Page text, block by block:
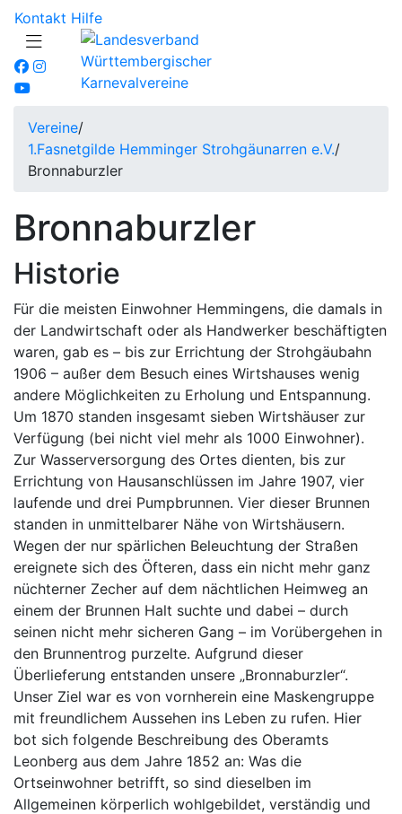
Kontakt Hilfe
Vereine/
1.Fasnetgilde Hemminger Strohgäunarren e.V./
Bronnaburzler
Bronnaburzler
Historie
Für die meisten Einwohner Hemmingens, die damals in
der Landwirtschaft oder als Handwerker beschäftigten
waren, gab es – bis zur Errichtung der Strohgäubahn
1906 – außer dem Besuch eines Wirtshauses wenig
andere Möglichkeiten zu Erholung und Entspannung.
Um 1870 standen insgesamt sieben Wirtshäuser zur
Verfügung (bei nicht viel mehr als 1000 Einwohner).
Zur Wasserversorgung des Ortes dienten, bis zur
Errichtung von Hausanschlüssen im Jahre 1907, vier
laufende und drei Pumpbrunnen. Vier dieser Brunnen
standen in unmittelbarer Nähe von Wirtshäusern.
Wegen der nur spärlichen Beleuchtung der Straßen
ereignete sich des Öfteren, dass ein nicht mehr ganz
nüchterner Zecher auf dem nächtlichen Heimweg an
einem der Brunnen Halt suchte und dabei – durch
seinen nicht mehr sicheren Gang – im Vorübergehen in
den Brunnentrog purzelte. Aufgrund dieser
Überlieferung entstanden unsere „Bronnaburzler“.
Unser Ziel war es von vornherein eine Maskengruppe
mit freundlichem Aussehen ins Leben zu rufen. Hier
bot sich folgende Beschreibung des Oberamts
Leonberg aus dem Jahre 1852 an: Was die
Ortseinwohner betrifft, so sind dieselben im
Allgemeinen körperlich wohlgebildet, verständig und